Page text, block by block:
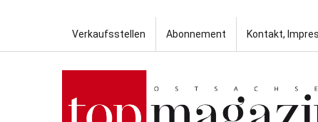
Verkaufsstellen Abonnement Kontakt,